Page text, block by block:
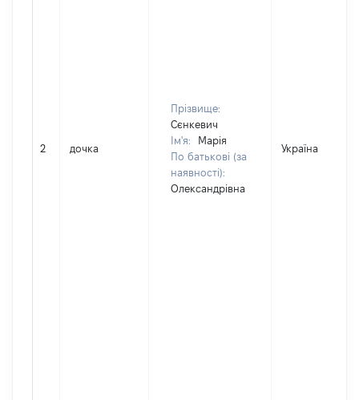
2 дочка
Прізвище:
Сєнкевич
Ім'я:
Марія
По батькові (за
наявності):
Олександрівна
Україна